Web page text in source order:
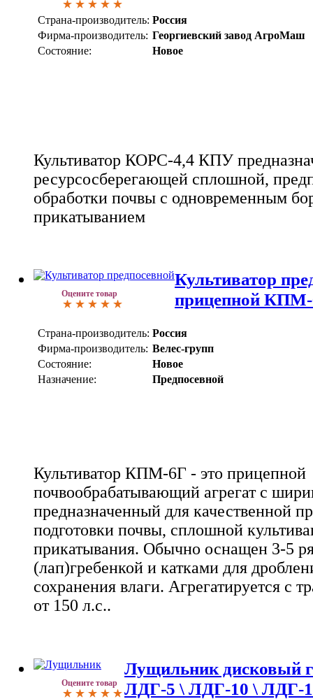
Страна-производитель: Россия
Фирма-производитель: Георгиевский завод АгроМаш
Состояние:
Новое
Культиватор КОРС-4,4 КПУ
ресурсосберегающей сплошной,
обработки почвы с одновременным
прикатыванием
Оцените товар
Культиватор
прицепной
Страна-производитель: Россия
Фирма-производитель: Велес-групп
Состояние:
Новое
Назначение:
Предпосевной
Культиватор КПМ-6Г - это прицепной
почвообрабатывающий агрегат с
предназначенный для качественной
подготовки почвы, сплошной
прикатывания. Обычно оснащен 3-5
(лап)гребенкой и катками для
сохранения влаги. Агрегатируется с
от 150 л.с..
Оцените товар
Лущильник дисковый
ЛДГ-5 \ ЛДГ-10 \ ЛДГ-